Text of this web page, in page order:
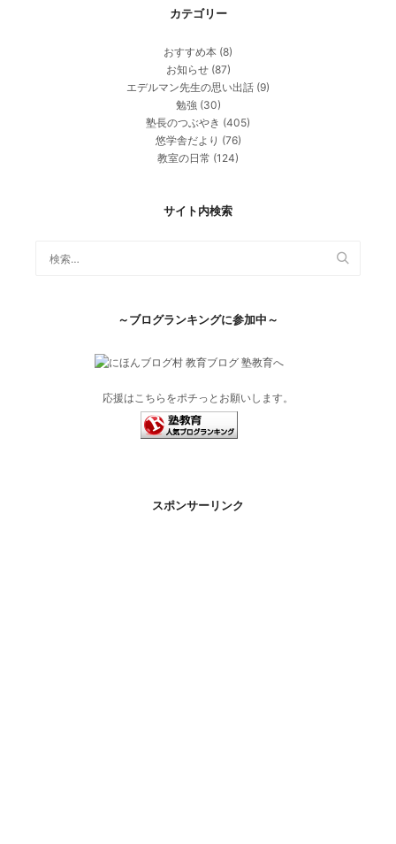
カテゴリー
おすすめ本 (8)
お知らせ(87)
エデルマン先生の思い出話 (9)
勉強 (30)
塾長のつぶやき (405)
悠学舎だより (76)
教室の日常 (124)
サイト内検索
～ブログランキングに参加中～
応援はこちらをポチっとお願いします。
スポンサーリンク